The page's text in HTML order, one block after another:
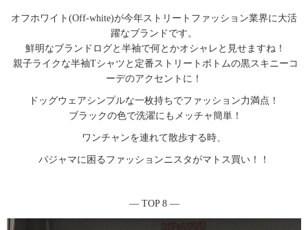
オフホワイト(Off-white)が今年ストリートファッション業界に大活
躍なブランドです。
鮮明なブランドログと半袖で何とかオシャレと見せますね！
親子ライクな半袖Tシャツと定番ストリートボトムの黒スキニーコ
ーデのアクセントに！
ドッグウェアシンプルな一枚持ちでファッション力満点！
ブラックの色で洗濯にもメッチャ簡単！
ワンチャンを連れて散歩する時、
パジャマに困るファッションニスタがマトス買い！！
― TOP 8 ―